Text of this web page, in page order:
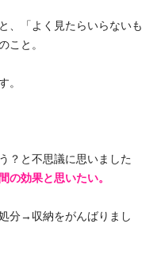
、「よく見たらいらないも
こと。
。
？と不思議に思いました
の効果と思いたい。
分→収納をがんばりまし